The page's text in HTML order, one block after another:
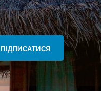
ПІДПИСАТИСЯ